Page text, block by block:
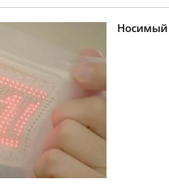
Носимый